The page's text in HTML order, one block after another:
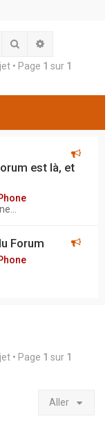
Rechercher
• Page 1 sur 1
est là, et
Forum
• Page 1 sur 1
Aller